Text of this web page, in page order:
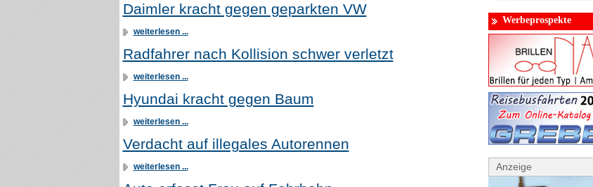
Daimler kracht gegen geparkten VW
weiterlesen ...
Radfahrer nach Kollision schwer verletzt
weiterlesen ...
Hyundai kracht gegen Baum
weiterlesen ...
Verdacht auf illegales Autorennen
weiterlesen ...
Werbeprospekte
Anzeige